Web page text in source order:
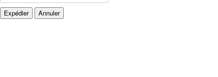
Expédier Annuler